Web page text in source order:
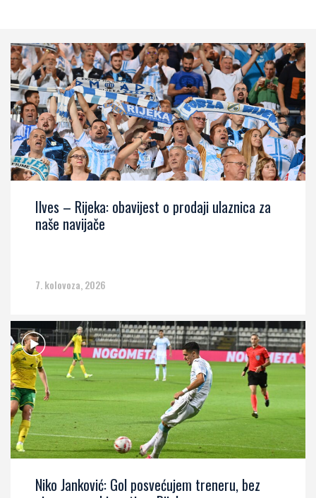
Ilves – Rijeka: obavijest o prodaji ulaznica za
naše navijače
7. kolovoza, 2026
Niko Janković: Gol posvećujem treneru, bez